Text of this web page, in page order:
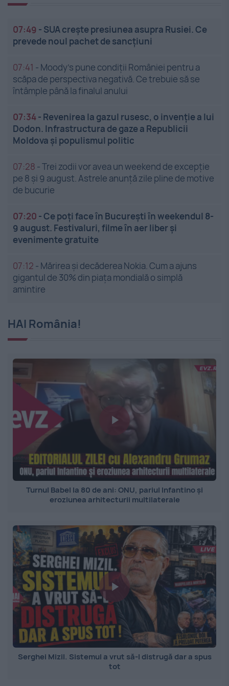
07:49 - SUA crește presiunea asupra Rusiei. Ce
prevede noul pachet de sancțiuni
07:41 - Moody’s pune condiții României pentru a
scăpa de perspectiva negativă. Ce trebuie să se
întâmple până la finalul anului
07:34- Revenirea la gazul rusesc, o invenție a lui
Dodon. Infrastructura de gaze a Republicii
Moldova și populismul politic
07:28 -Trei zodii vor avea un weekend de excepție
pe 8 și 9 august. Astrele anunță zile pline de motive
de bucurie
07:20 -Ce poți face în București în weekendul 8-
9 august. Festivaluri, filme în aer liber și
evenimente gratuite
07:12 - Mărirea și decăderea Nokia. Cum a ajuns
gigantul de 30% din piața mondială o simplă
amintire
HAI România!
Turnul Babel la 80 de ani: ONU, pariul Infantino și
eroziunea arhitecturii multilaterale
Serghei Mizil. Sistemul a vrut să-l distrugă dar a spus
tot